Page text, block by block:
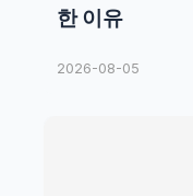
한 이유
2026-08-05